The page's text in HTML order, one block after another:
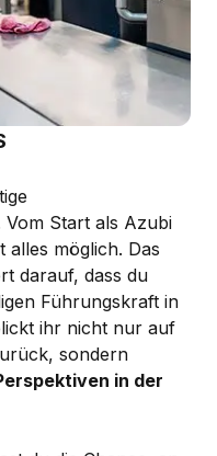
Vom Start als Azubi
alles möglich. Das
darauf, dass du
Führungskraft in
ihr nicht nur auf
sondern
in der